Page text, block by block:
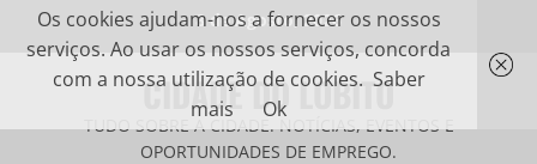
8 de Agosto, 2026
CIDADE DO LOBITO
TUDO SOBRE A CIDADE. NOTÍCIAS, EVENTOS E
OPORTUNIDADES DE EMPREGO.
Os cookies ajudam-nos a fornecer os nossos
serviços. Ao usar os nossos serviços, concorda
com a nossa utilização de cookies. Saber
mais
Ok